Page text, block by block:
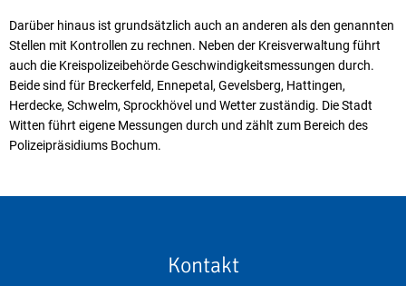
Darüber hinaus ist grundsätzlich auch an anderen als den genannten
Stellen mit Kontrollen zu rechnen. Neben der Kreisverwaltung führt
auch die Kreispolizeibehörde Geschwindigkeitsmessungen durch.
Beide sind für Breckerfeld, Ennepetal, Gevelsberg, Hattingen,
Herdecke, Schwelm, Sprockhövel und Wetter zuständig. Die Stadt
Witten führt eigene Messungen durch und zählt zum Bereich des
Polizeipräsidiums Bochum.
Kontakt